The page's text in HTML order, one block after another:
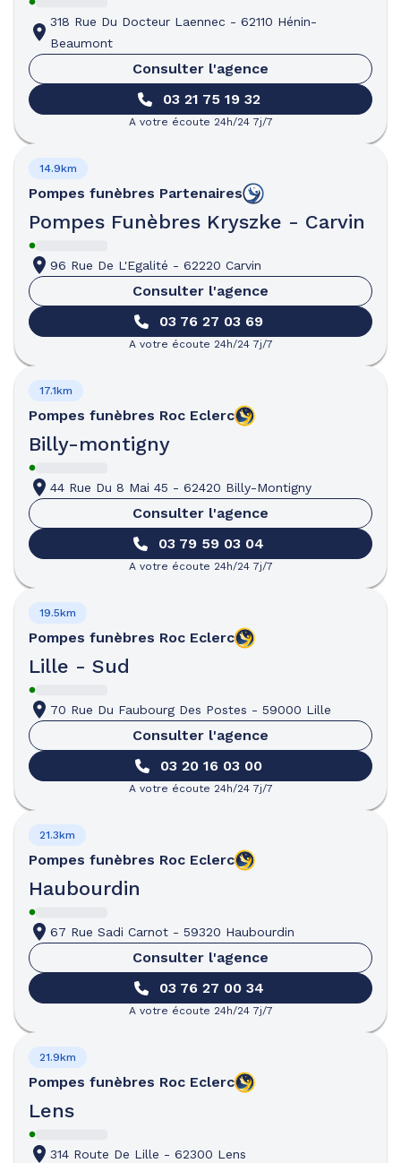
318 Rue Du Docteur Laennec - 62110 Hénin-
Beaumont
Consulter l'agence
03 21 75 19 32
A votre écoute 24h/24 7j/7
Pompes funèbres Partenaires
Pompes Funèbres Kryszke - Carvin
14.9km
96 Rue De L'Egalité - 62220 Carvin
Consulter l'agence
03 76 27 03 69
A votre écoute 24h/24 7j/7
Pompes funèbres Roc Eclerc
Billy-montigny
17.1km
44 Rue Du 8 Mai 45 - 62420 Billy-Montigny
Consulter l'agence
03 79 59 03 04
A votre écoute 24h/24 7j/7
Pompes funèbres Roc Eclerc
Lille - Sud
19.5km
70 Rue Du Faubourg Des Postes - 59000 Lille
Consulter l'agence
03 20 16 03 00
A votre écoute 24h/24 7j/7
Pompes funèbres Roc Eclerc
Haubourdin
21.3km
67 Rue Sadi Carnot - 59320 Haubourdin
Consulter l'agence
03 76 27 00 34
A votre écoute 24h/24 7j/7
Pompes funèbres Roc Eclerc
Lens
21.9km
314 Route De Lille - 62300 Lens